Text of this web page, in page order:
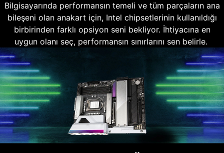
Bilgisayarında performansın temeli ve tüm parçaların ana
bileşeni olan anakart için, Intel chipsetlerinin kullanıldığı
birbirinden farklı opsiyon seni bekliyor. İhtiyacına en
uygun olanı seç, performansın sınırlarını sen belirle.